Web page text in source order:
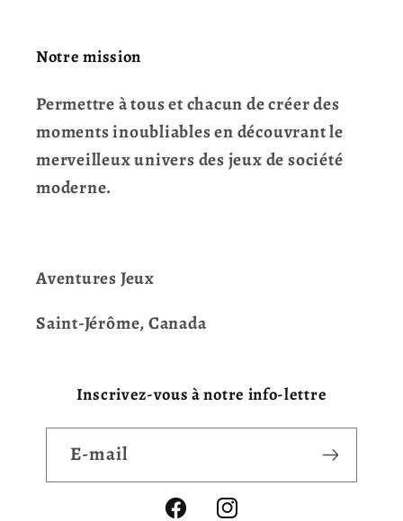
Notre mission
Permettre à tous et chacun de créer des
moments inoubliables en découvrant le
merveilleux univers des jeux de société
moderne.
Aventures Jeux
Saint-Jérôme, Canada
Inscrivez-vous à notre info-lettre
E-mail